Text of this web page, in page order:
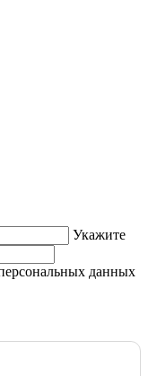
Укажите
данных